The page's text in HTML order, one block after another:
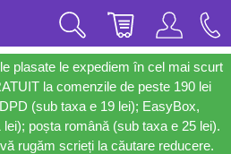
plasate le expediem în cel mai scurt
la comenzile de peste 190 lei
(sub taxa e 19 lei); EasyBox,
poșta română (sub taxa e 25 lei).
rugăm scrieți la căutare reducere.